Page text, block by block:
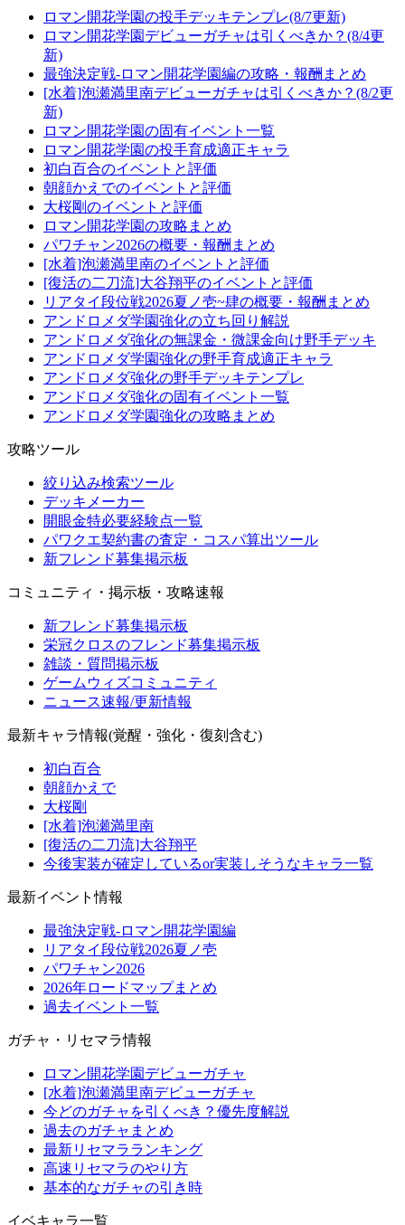
ロマン開花学園の投手デッキテンプレ(8/7更新)
ロマン開花学園デビューガチャは引くべきか？(8/4更
新)
最強決定戦-ロマン開花学園編の攻略・報酬まとめ
[水着]泡瀬満里南デビューガチャは引くべきか？(8/2更
新)
ロマン開花学園の固有イベント一覧
ロマン開花学園の投手育成適正キャラ
初白百合のイベントと評価
朝顔かえでのイベントと評価
大桜剛のイベントと評価
ロマン開花学園の攻略まとめ
パワチャン2026の概要・報酬まとめ
[水着]泡瀬満里南のイベントと評価
[復活の二刀流]大谷翔平のイベントと評価
リアタイ段位戦2026夏ノ壱~肆の概要・報酬まとめ
アンドロメダ学園強化の立ち回り解説
アンドロメダ強化の無課金・微課金向け野手デッキ
アンドロメダ学園強化の野手育成適正キャラ
アンドロメダ強化の野手デッキテンプレ
アンドロメダ強化の固有イベント一覧
アンドロメダ学園強化の攻略まとめ
攻略ツール
絞り込み検索ツール
デッキメーカー
開眼金特必要経験点一覧
パワクエ契約書の査定・コスパ算出ツール
新フレンド募集掲示板
コミュニティ・掲示板・攻略速報
新フレンド募集掲示板
栄冠クロスのフレンド募集掲示板
雑談・質問掲示板
ゲームウィズコミュニティ
ニュース速報/更新情報
最新キャラ情報(覚醒・強化・復刻含む)
初白百合
朝顔かえで
大桜剛
[水着]泡瀬満里南
[復活の二刀流]大谷翔平
今後実装が確定しているor実装しそうなキャラ一覧
最新イベント情報
最強決定戦-ロマン開花学園編
リアタイ段位戦2026夏ノ壱
パワチャン2026
2026年ロードマップまとめ
過去イベント一覧
ガチャ・リセマラ情報
ロマン開花学園デビューガチャ
[水着]泡瀬満里南デビューガチャ
今どのガチャを引くべき？優先度解説
過去のガチャまとめ
最新リセマラランキング
高速リセマラのやり方
基本的なガチャの引き時
イベキャラ一覧